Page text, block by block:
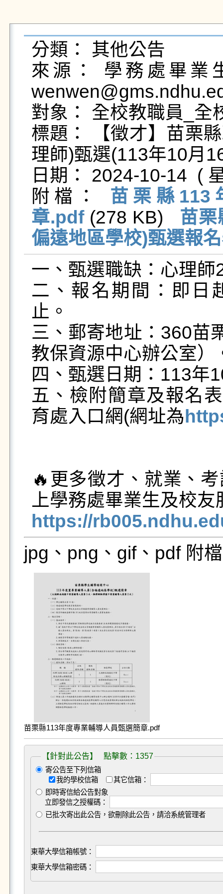
分類： 其他公告
來源： 學務處畢業
對象： 全校教職員_全
標題： 【徵才】苗栗
理師)甄選(113年10月
日期： 2024-10-14  (
附檔： 苗栗縣113
章.pdf (278 KB) 苗栗
偏遠地區學校)甄選報
一、甄選職缺：心理師
二、報名期間：即日
止。
三、郵寄地址：360苗
教保資源中心辦公室）
四、甄選日期：113年
五、檢附簡章及報名
育處入口網(網址為
🔥更多徵才、就業、
https://
jpg、png、gif、pdf 附
苗栗縣113年度專業輔導人員甄選簡章.pdf
【針對此公告】 點擊數：1357
寄公告至下列信箱
我的學校信箱
其它信箱：
即時寄信給公告對象
立即發信之授權碼：
已批次寄出此公告，欲刪除此公告，請洽系統管理者
東華大學信箱帳號：
東華大學信箱密碼：